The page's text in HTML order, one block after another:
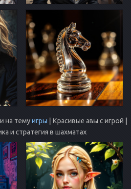
на темуигры | Красивые авы с игрой |
и стратегия в шахматах